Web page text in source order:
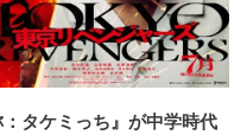
タケミっち』が中学時代